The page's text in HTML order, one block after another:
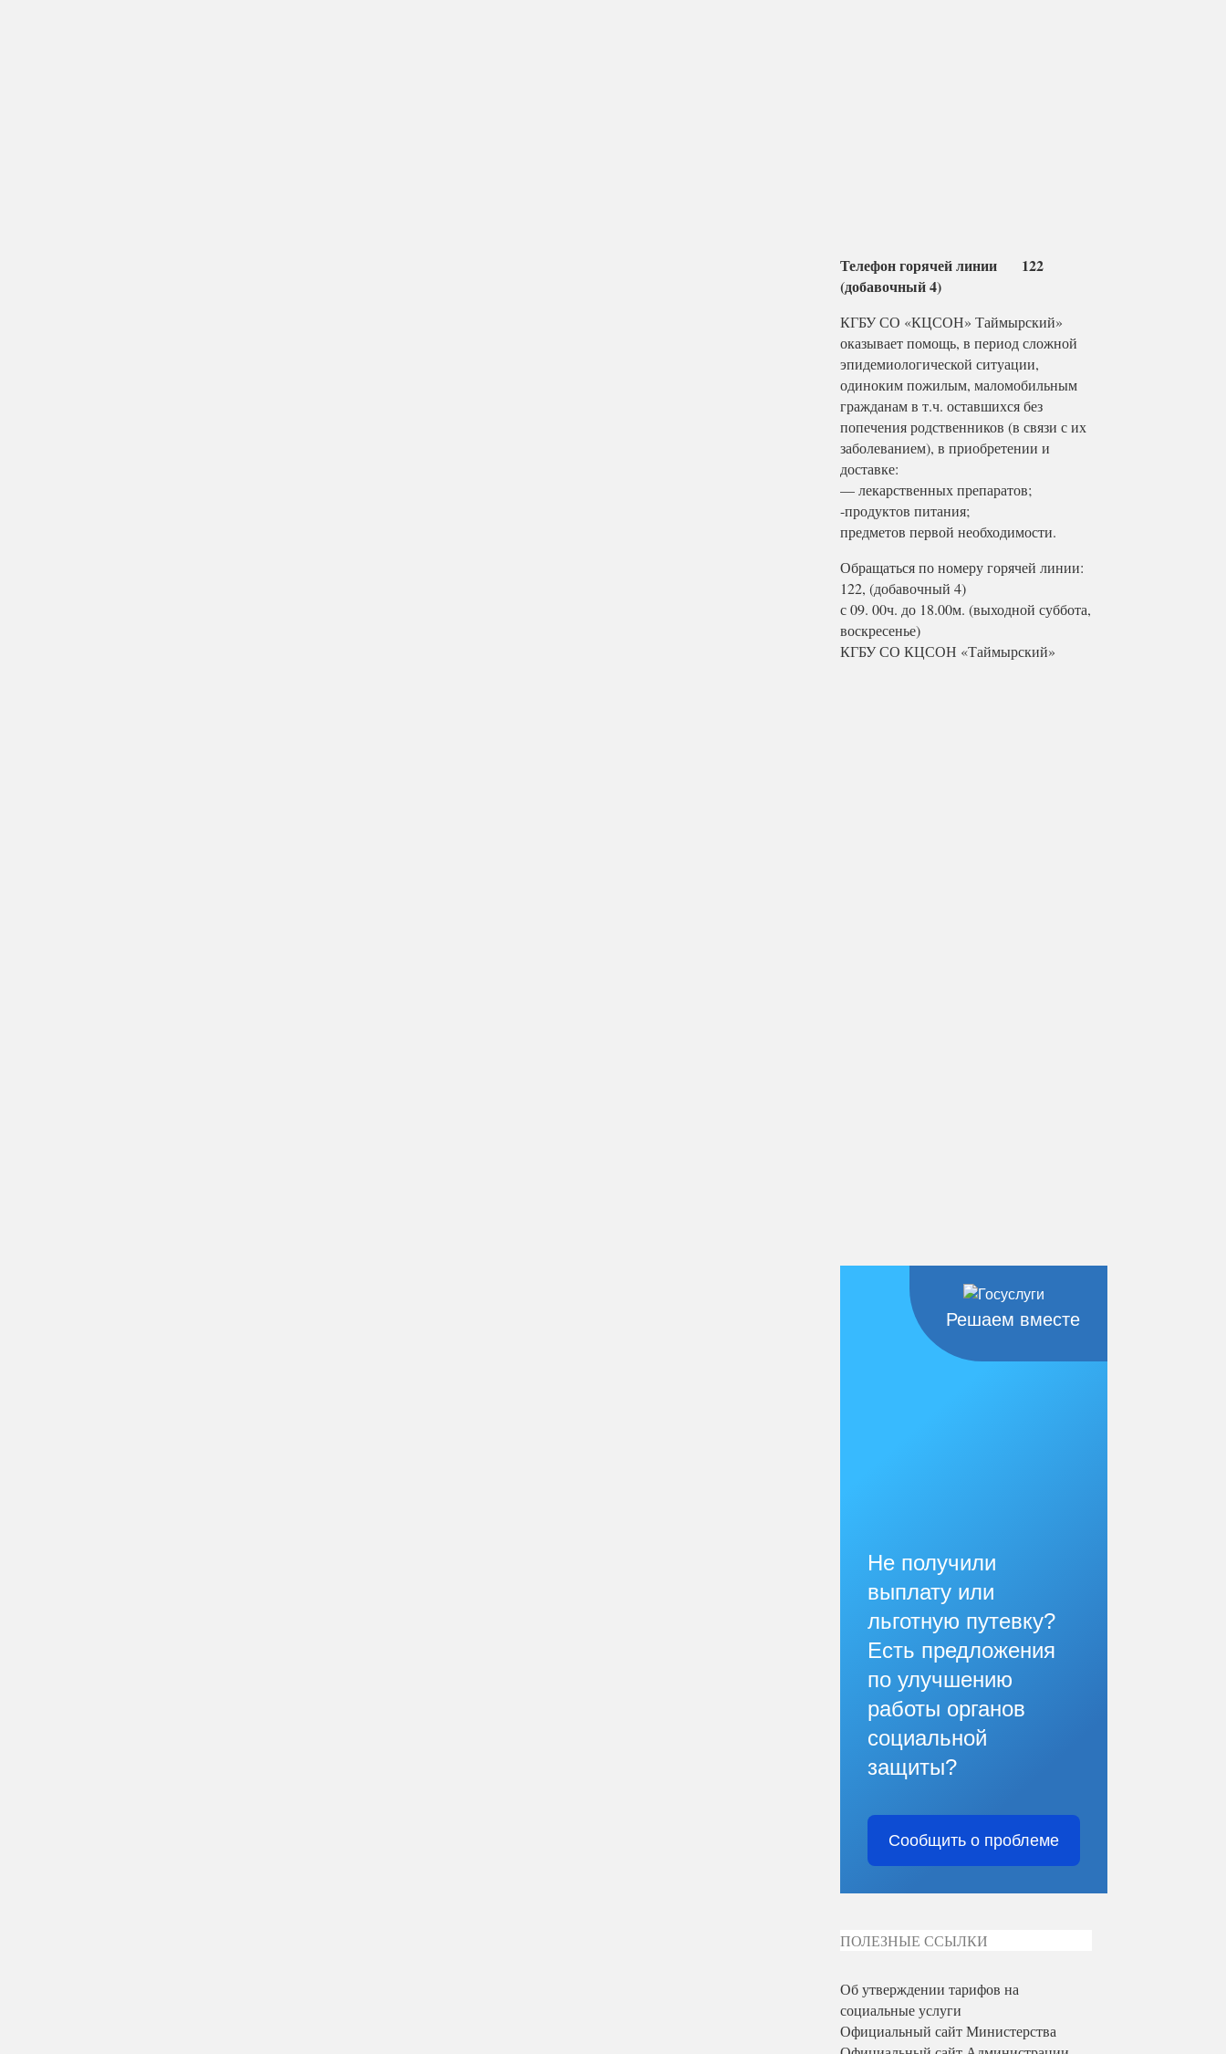
Телефон горячей линии 122
(добавочный 4)
КГБУ СО «КЦСОН» Таймырский»
оказывает помощь, в период сложной
эпидемиологической ситуации,
одиноким пожилым, маломобильным
гражданам в т.ч. оставшихся без
попечения родственников (в связи с их
заболеванием), в приобретении и
доставке:
— лекарственных препаратов;
-продуктов питания;
предметов первой необходимости.
Обращаться по номеру горячей линии:
122, (добавочный 4)
с 09. 00ч. до 18.00м. (выходной суббота,
воскресенье)
КГБУ СО КЦСОН «Таймырский»
Решаем вместе
Не получили
выплату или
льготную путевку?
Есть предложения
по улучшению
работы органов
социальной
защиты?
Сообщить о проблеме
ПОЛЕЗНЫЕ ССЫЛКИ
Об утверждении тарифов на
социальные услуги
Официальный сайт Министерства